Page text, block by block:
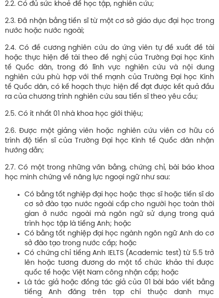
2.2. Có đủ sức khoẻ để học tập, nghiên cứu;
2.3. Đã nhận bằng tiến sĩ từ một cơ sở giáo dục đại học trong
nước hoặc nước ngoài;
2.4. Có đề cương nghiên cứu do ứng viên tự đề xuất đề tài
hoặc thực hiện đề tài theo đề nghị của Trường Đại học Kinh
tế Quốc dân, trong đó lĩnh vực nghiên cứu và nội dung
nghiên cứu phù hợp với thế mạnh của Trường Đại học Kinh
tế Quốc dân, có kế hoạch thực hiện để đạt được kết quả đầu
ra của chương trình nghiên cứu sau tiến sĩ theo yêu cầu;
2.5. Có ít nhất 01 nhà khoa học giới thiệu;
2.6. Được một giảng viên hoặc nghiên cứu viên cơ hữu có
trình độ tiến sĩ của Trường Đại học Kinh tế Quốc dân nhận
hướng dẫn;
2.7. Có một trong những văn bằng, chứng chỉ, bài báo khoa
học minh chứng về năng lực ngoại ngữ như sau:
Có bằng tốt nghiệp đại học hoặc thạc sĩ hoặc tiến sĩ do
cơ sở đào tạo nước ngoài cấp cho người học toàn thời
gian ở nước ngoài mà ngôn ngữ sử dụng trong quá
trình học tập là tiếng Anh; hoặc
Có bằng tốt nghiệp đại học ngành ngôn ngữ Anh do cơ
sở đào tạo trong nước cấp; hoặc
Có chứng chỉ tiếng Anh IELTS (Academic test) từ 5.5 trở
lên hoặc tương đương do một tổ chức khảo thí được
quốc tế hoặc Việt Nam công nhận cấp; hoặc
Là tác giả hoặc đồng tác giả của 01 bài báo viết bằng
tiếng Anh đăng trên tạp chí thuộc danh mục